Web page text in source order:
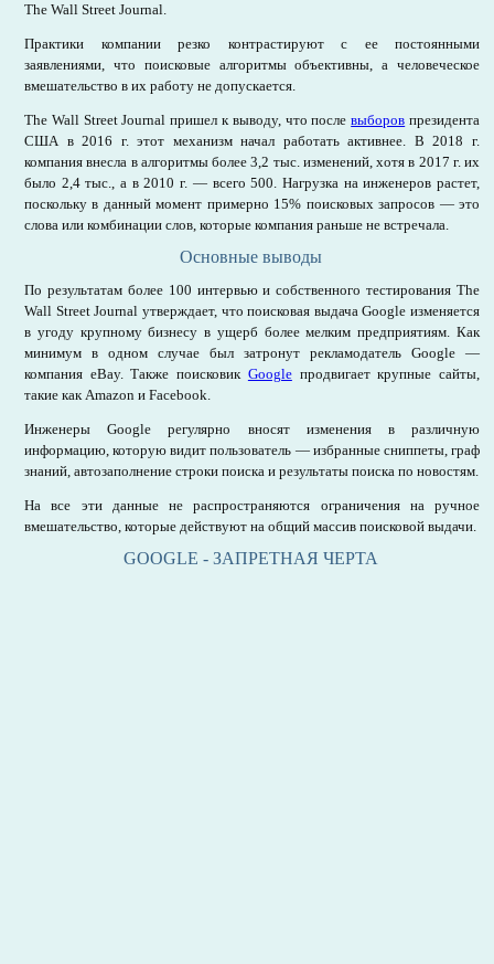
The Wall Street Journal.
Практики компании резко контрастируют с ее постоянными
заявлениями, что поисковые алгоритмы объективны, а человеческое
вмешательство в их работу не допускается.
The Wall Street Journal пришел к выводу, что послевыборов президента
США в 2016 г. этот механизм начал работать активнее. В 2018 г.
компания внесла в алгоритмы более 3,2 тыс. изменений, хотя в 2017 г. их
было 2,4 тыс., а в 2010 г. — всего 500. Нагрузка на инженеров растет,
поскольку в данный момент примерно 15% поисковых запросов — это
слова или комбинации слов, которые компания раньше не встречала.
Основные выводы
По результатам более 100 интервью и собственного тестирования The
Wall Street Journal утверждает, что поисковая выдача Google изменяется
в угоду крупному бизнесу в ущерб более мелким предприятиям. Как
минимум в одном случае был затронут рекламодатель Google —
компания eBay. Также поисковик Googleпродвигает крупные сайты,
такие как Amazon и Facebook.
Инженеры Google регулярно вносят изменения в различную
информацию, которую видит пользователь — избранные сниппеты, граф
знаний, автозаполнение строки поиска и результаты поиска по новостям.
На все эти данные не распространяются ограничения на ручное
вмешательство, которые действуют на общий массив поисковой выдачи.
GOOGLE - ЗАПРЕТНАЯ ЧЕРТА